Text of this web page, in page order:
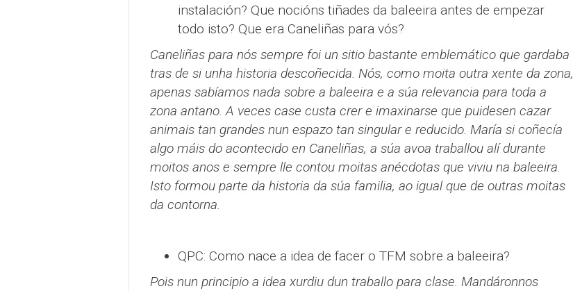
instalación? Que nocións tiñades da baleeira antes de empezar
todo isto? Que era Caneliñas para vós?
Caneliñas para nós sempre foi un sitio bastante emblemático que gardaba
tras de si unha historia descoñecida. Nós, como moita outra xente da zona,
apenas sabíamos nada sobre a baleeira e a súa relevancia para toda a
zona antano. A veces case custa crer e imaxinarse que puidesen cazar
animais tan grandes nun espazo tan singular e reducido. María si coñecía
algo máis do acontecido en Caneliñas, a súa avoa traballou alí durante
moitos anos e sempre lle contou moitas anécdotas que viviu na baleeira.
Isto formou parte da historia da súa familia, ao igual que de outras moitas
da contorna.
QPC: Como nace a idea de facer o TFM sobre a baleeira?
Pois nun principio a idea xurdiu dun traballo para clase. Mandáronnos